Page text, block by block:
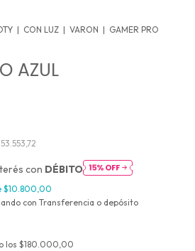
| CON LUZ | VARON | GAMER PRO
AZUL
con DÉBITO
$10.800,00
con Transferencia o depósito
los $180.000,00